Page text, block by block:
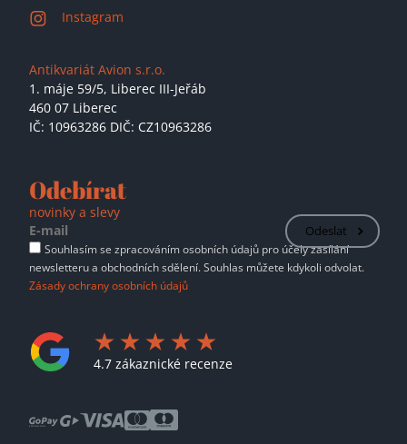
Instagram
Antikvariát Avion s.r.o.
1. máje 59/5, Liberec III-Jeřáb
460 07 Liberec
IČ: 10963286 DIČ: CZ10963286
Odebírat
novinky a slevy
Odeslat
Souhlasím se zpracováním osobních údajů pro účely zasílání
newsletteru a obchodních sdělení. Souhlas můžete kdykoli odvolat.
Zásady ochrany osobních údajů
4.7 zákaznické recenze